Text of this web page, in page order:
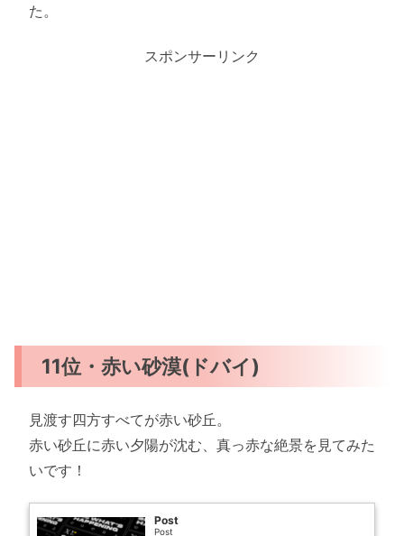
た。
スポンサーリンク
11位・赤い砂漠(ドバイ)
見渡す四方すべてが赤い砂丘。
赤い砂丘に赤い夕陽が沈む、真っ赤な絶景を見てみた
いです！
Post
Post